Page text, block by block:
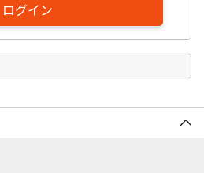
ログイン